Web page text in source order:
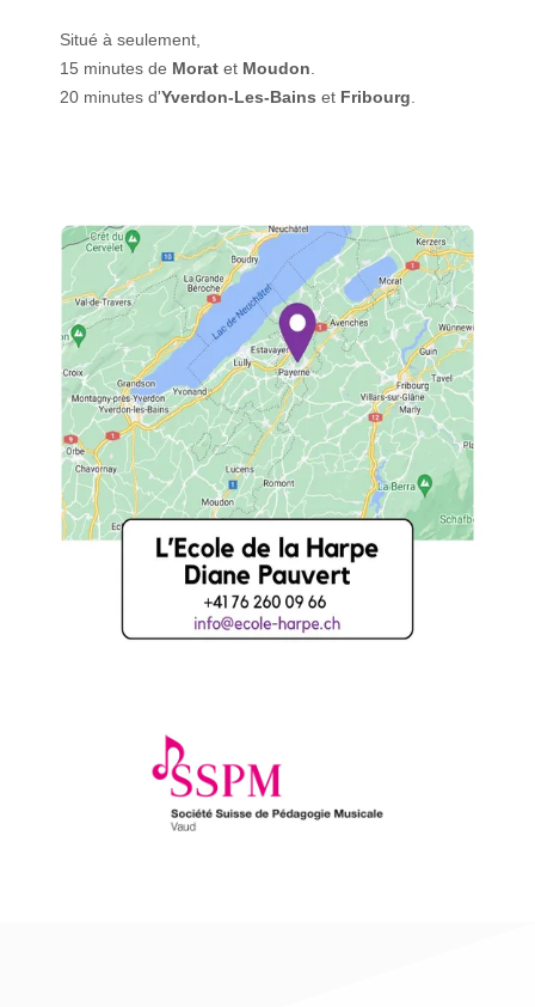
Situé à seulement,
15 minutes de Morat et Moudon
20 minutes d'Yverdon-Les-Bains et Fribourg